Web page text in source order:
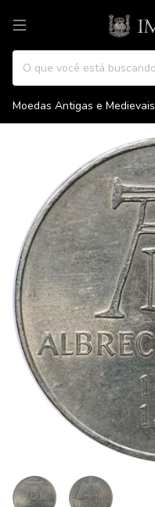
Moedas Antigas e Medievais